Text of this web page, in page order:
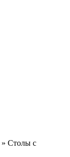
» Столы с